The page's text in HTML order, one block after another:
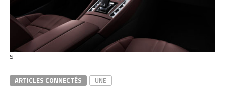
s
ARTICLES CONNECTÉS UNE